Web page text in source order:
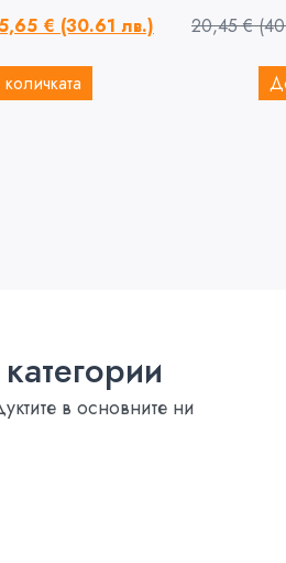
€ (30.61 лв.) 20,45€
в основните ни